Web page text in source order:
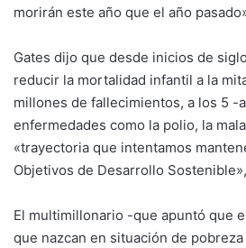
morirán este año que el año
Gates dijo que desde inicios de
reducir la mortalidad infantil a la
millones de fallecimientos, a los 5 -
enfermedades como la polio, la
«trayectoria que intentamos
Objetivos de Desarrollo
El multimillonario -que apuntó que
que nazcan en situación de